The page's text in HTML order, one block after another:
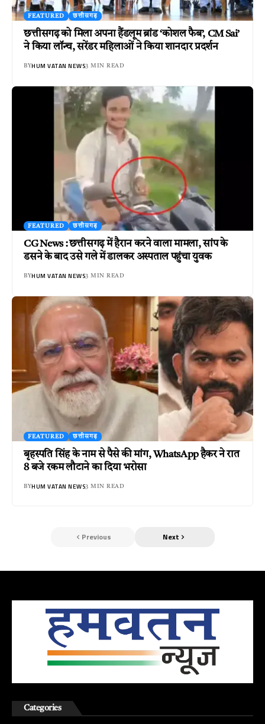
FEATURED छत्तीसगढ़
छत्तीसगढ़ को मिला अपना हैंडलूम ब्रांड ‘कोशल फैब’, CM Sai’
ने किया लॉन्च, सरेंडर महिलाओं ने किया शानदार प्रदर्शन
BYHUM VATAN NEWS3 MIN READ
FEATURED छत्तीसगढ़
CG News : छत्तीसगढ़ में हैरान करने वाला मामला, सांप के
डसने के बाद उसे गले में डालकर अस्पताल पहुंचा युवक
BYHUM VATAN NEWS3 MIN READ
FEATURED छत्तीसगढ़
बृहस्पति सिंह के नाम से पैसे की मांग, WhatsApp हैकर ने रात
8 बजे रकम लौटाने का दिया भरोसा
BYHUM VATAN NEWS3 MIN READ
Previous Next
Categories